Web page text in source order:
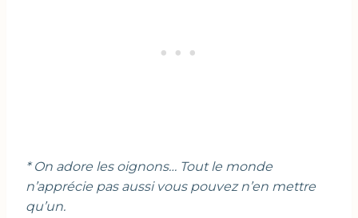
* On adore les oignons… Tout le monde
n’apprécie pas aussi vous pouvez n’en mettre
qu’un.